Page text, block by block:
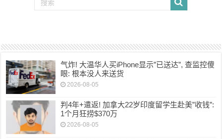
气炸! 大温华人买iPhone显示”已送达”, 查监控傻
眼: 根本没人来送货
2026-08-05
判4年+遣返! 加拿大22岁印度留学生赴美”收钱”:
1个月狂捞$370万
2026-08-05